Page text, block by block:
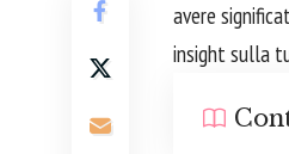
avere
insight sulla